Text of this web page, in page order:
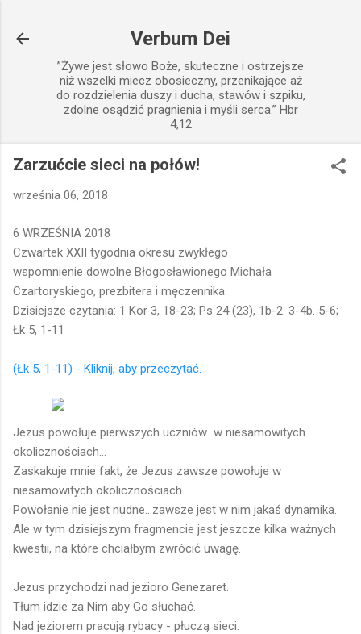
Verbum Dei
”Żywe jest słowo Boże, skuteczne i ostrzejsze
niż wszelki miecz obosieczny, przenikające aż
do rozdzielenia duszy i ducha, stawów i szpiku,
zdolne osądzić pragnienia i myśli serca.” Hbr
4,12
Zarzućcie sieci na połów!
września 06, 2018
6 WRZEŚNIA 2018
Czwartek XXII tygodnia okresu zwykłego
wspomnienie dowolne Błogosławionego Michała
Czartoryskiego, prezbitera i męczennika
Dzisiejsze czytania: 1 Kor 3, 18-23; Ps 24 (23), 1b-2. 3-4b. 5-6;
Łk 5, 1-11
(Łk 5, 1-11) - Kliknij, aby przeczytać.
Jezus powołuje pierwszych uczniów...w niesamowitych
okolicznościach...
Zaskakuje mnie fakt, że Jezus zawsze powołuje w
niesamowitych okolicznościach.
Powołanie nie jest nudne...zawsze jest w nim jakaś dynamika.
Ale w tym dzisiejszym fragmencie jest jeszcze kilka ważnych
kwestii, na które chciałbym zwrócić uwagę.
Jezus przychodzi nad jezioro Genezaret.
Tłum idzie za Nim aby Go słuchać.
Nad jeziorem pracują rybacy - płuczą sieci.